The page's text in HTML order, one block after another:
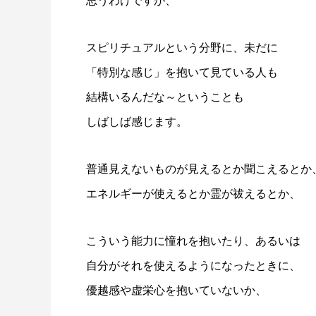
スピリチュアルという分野に、未だに
「特別な感じ」を抱いて見ている人も
結構いるんだな～ということも
しばしば感じます。
普通見えないものが見えるとか聞こえるとか
エネルギーが使えるとか霊が祓えるとか、
こういう能力に憧れを抱いたり、あるいは
自分がそれを使えるようになったときに、
優越感や虚栄心を抱いていないか、